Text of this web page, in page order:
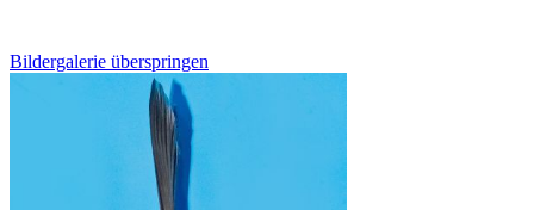
Bildergalerie überspringen